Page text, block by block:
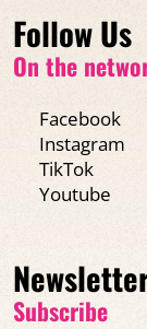
Follow Us
On the
Facebook
Instagram
TikTok
Youtube
Subscribe